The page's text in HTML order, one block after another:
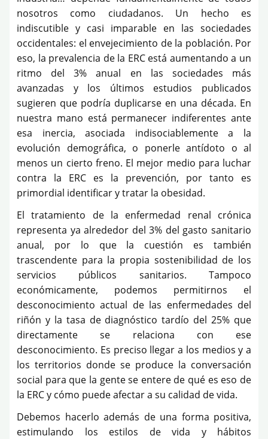
nosotros como ciudadanos. Un hecho es
indiscutible y casi imparable en las sociedades
occidentales: el envejecimiento de la población. Por
eso, la prevalencia de la ERC está aumentando a un
ritmo del 3% anual en las sociedades más
avanzadas y los últimos estudios publicados
sugieren que podría duplicarse en una década. En
nuestra mano está permanecer indiferentes ante
esa inercia, asociada indisociablemente a la
evolución demográfica, o ponerle antídoto o al
menos un cierto freno. El mejor medio para luchar
contra la ERC es la prevención, por tanto es
primordial identificar y tratar la obesidad.
El tratamiento de la enfermedad renal crónica
representa ya alrededor del 3% del gasto sanitario
anual, por lo que la cuestión es también
trascendente para la propia sostenibilidad de los
servicios públicos sanitarios. Tampoco
económicamente, podemos permitirnos el
desconocimiento actual de las enfermedades del
riñón y la tasa de diagnóstico tardío del 25% que
directamente se relaciona con ese
desconocimiento. Es preciso llegar a los medios y a
los territorios donde se produce la conversación
social para que la gente se entere de qué es eso de
la ERC y cómo puede afectar a su calidad de vida.
Debemos hacerlo además de una forma positiva,
estimulando los estilos de vida y hábitos